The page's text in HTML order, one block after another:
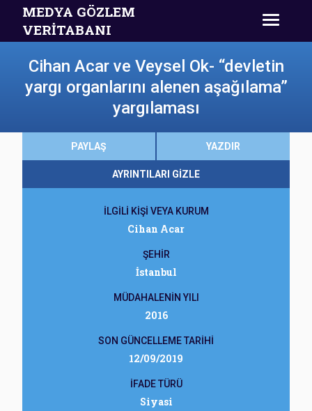
MEDYA GÖZLEM
VERİTABANI
Cihan Acar ve Veysel Ok- “devletin
yargı organlarını alenen aşağılama”
yargılaması
PAYLAŞ YAZDIR
AYRINTILARI GİZLE
İLGİLİ KİŞİ VEYA KURUM
Cihan Acar
ŞEHİR
İstanbul
MÜDAHALENİN YILI
2016
SON GÜNCELLEME TARİHİ
12/09/2019
İFADE TÜRÜ
Siyasi